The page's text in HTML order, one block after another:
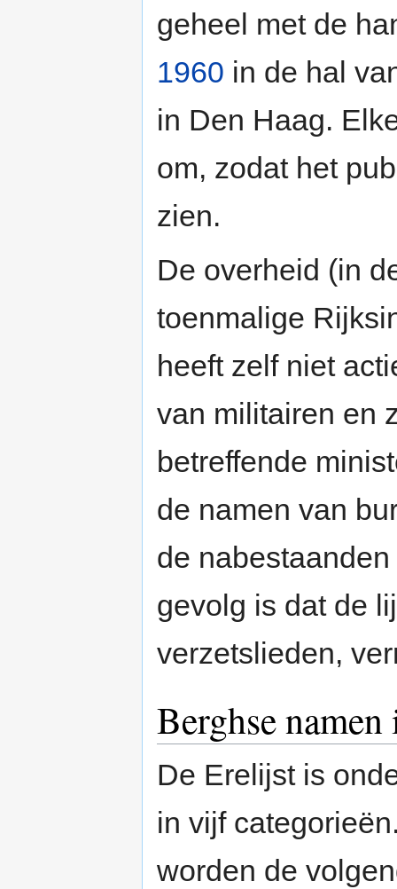
geheel met de
1960 in de hal
in Den Haag.
om, zodat het
zien.
De overheid (in
toenmalige
heeft zelf niet
van militairen en
betreffende
de namen van
de
gevolg is dat de
verzetslieden,
Berghse
De Erelijst is
in vijf
worden de